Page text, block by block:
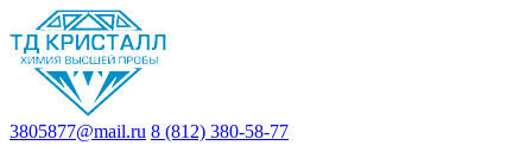
3805877@mail.ru 8 (812) 380-58-77